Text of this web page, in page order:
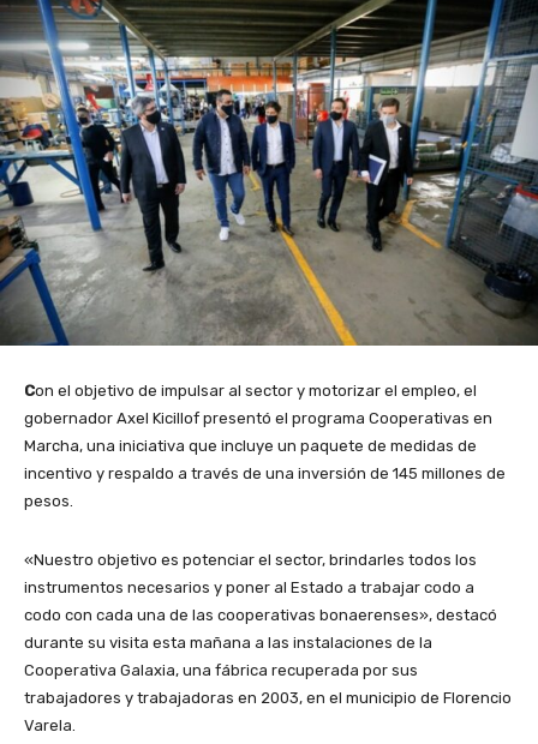
Con el objetivo de impulsar al sector y motorizar el empleo, el
gobernador Axel Kicillof presentó el programa Cooperativas en
Marcha, una iniciativa que incluye un paquete de medidas de
incentivo y respaldo a través de una inversión de 145 millones de
pesos.
«Nuestro objetivo es potenciar el sector, brindarles todos los
instrumentos necesarios y poner al Estado a trabajar codo a
codo con cada una de las cooperativas bonaerenses», destacó
durante su visita esta mañana a las instalaciones de la
Cooperativa Galaxia, una fábrica recuperada por sus
trabajadores y trabajadoras en 2003, en el municipio de Florencio
Varela.